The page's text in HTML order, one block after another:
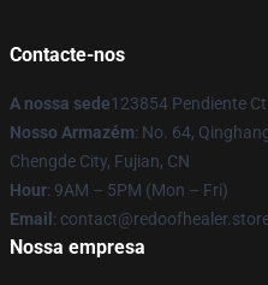
Contacte-nos
A nossa sede123854 Pendiente
Nosso Armazém: No. 64,
Chengde City, Fujian, CN
Hour: 9AM – 5PM (Mon – Fri)
Email :
Nossa empresa